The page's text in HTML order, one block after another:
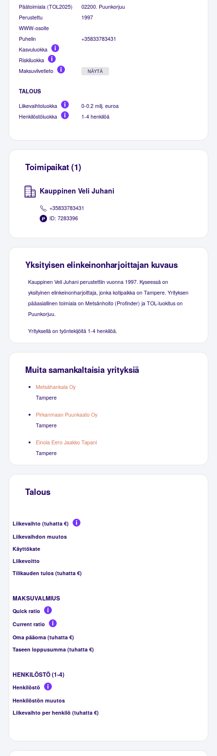
Päätoimiala (TOL2025)
02200. Puunkorjuu
Perustettu
1997
WWW-osoite
Puhelin
+35833783431
Kasvuluokka
Riskiluokka
Maksuviivetieto
NÄYTÄ
TALOUS
Liikevaihtoluokka
0-0.2 milj. euroa
Henkilöstöluokka
1-4 henkilöä
Toimipaikat (1)
Kauppinen Veli Juhani
+35833783431
ID: 7283396
Yksityisen elinkeinonharjoittajan kuvaus
Kauppinen Veli Juhani perustettiin vuonna 1997. Kyseessä on
yksityinen elinkeinonharjoittaja, jonka kotipaikka on Tampere. Yrityksen
pääasiallinen toimiala on Metsänhoito (Profinder) ja TOL-luokitus on
Puunkorjuu.
Yrityksellä on työntekijöitä 1-4 henkilöä.
Muita samankaltaisia yrityksiä
Metsähankala Oy
Tampere
Pirkanmaan Puunkaato Oy
Tampere
Einola Eero Jaakko Tapani
Tampere
Talous
Liikevaihto (tuhatta €)
Liikevaihdon muutos
Käyttökate
Liikevoitto
Tilikauden tulos (tuhatta €)
MAKSUVALMIUS
Quick ratio
Current ratio
Oma pääoma (tuhatta €)
Taseen loppusumma (tuhatta €)
HENKILÖSTÖ (1-4)
Henkilöstö
Henkilöstön muutos
Liikevaihto per henkilö (tuhatta €)